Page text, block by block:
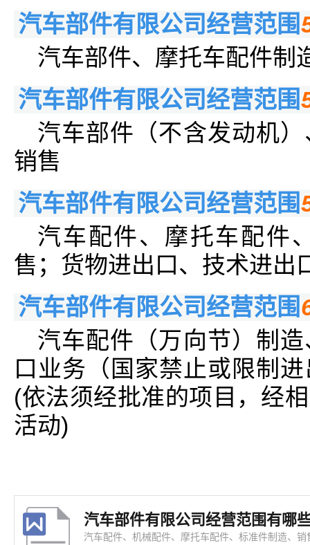
汽车部件有限公司经营范围
汽车部件、摩托车配件制
汽车部件有限公司经营范围
汽车部件（不含发动机
销售
汽车部件有限公司经营范围
汽车配件、摩托车配件
售；货物进出口、技术进出
汽车部件有限公司经营范围
汽车配件（万向节）制
口业务（国家禁止或限制
(依法须经批准的项目，经
活动)
汽车部件有限公司经营范围有哪
汽车配件、机械配件、摩托车配件、标准件制造、